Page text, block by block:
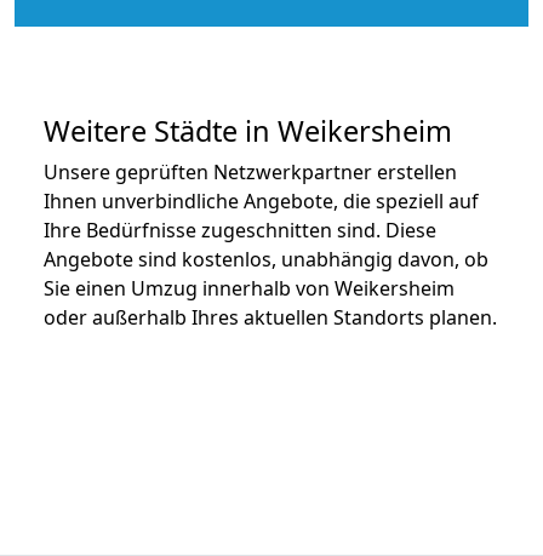
Weitere Städte in Weikersheim
Unsere geprüften Netzwerkpartner erstellen
Ihnen unverbindliche Angebote, die speziell auf
Ihre Bedürfnisse zugeschnitten sind. Diese
Angebote sind kostenlos, unabhängig davon, ob
Sie einen Umzug innerhalb von Weikersheim
oder außerhalb Ihres aktuellen Standorts planen.